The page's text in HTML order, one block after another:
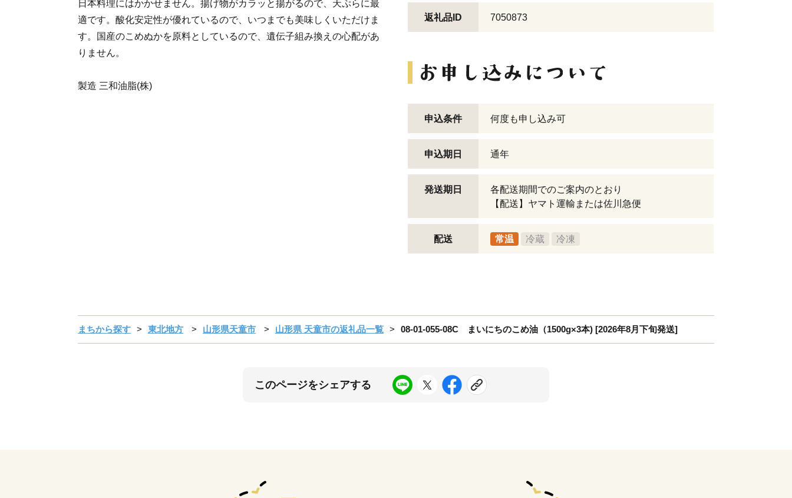
日本料理にはかかせません。揚げ物がカラッと揚がるので、天ぷらに最
適です。酸化安定性が優れているので、いつまでも美味しくいただけま
す。国産のこめぬかを原料としているので、遺伝子組み換えの心配があ
りません。
製造 三和油脂(株)
返礼品ID 7050873
申込条件 何度も申し込み可
申込期日 通年
発送期日
各配送期間でのご案内のとおり
【配送】ヤマト運輸または佐川急便
配送 常温 冷蔵 冷凍
まちから探す 東北地方 山形県天童市 山形県 天童市の返礼品一覧 08-01-055-08C まいにちのこめ油（1500g×3本) [2026年8月下旬発送]
このページをシェアする